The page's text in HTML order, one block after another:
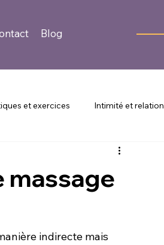
Blog
et exercices Intimité et relation
massage
indirecte mais